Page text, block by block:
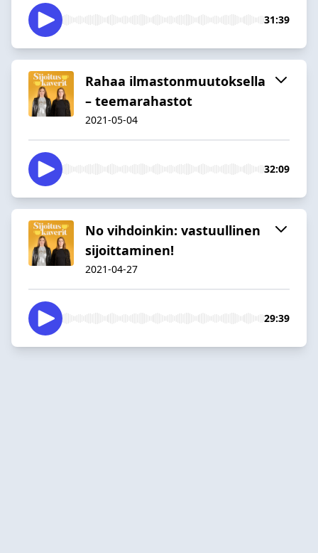
31:39
Rahaa ilmastonmuutoksella
– teemarahastot
2021-05-04
32:09
No vihdoinkin: vastuullinen
sijoittaminen!
2021-04-27
29:39